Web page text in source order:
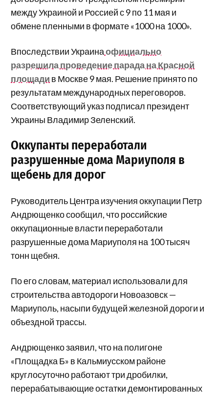
между Украиной и Россией с 9 по 11 мая и
обмене пленными в формате «1000 на 1000».
Впоследствии Украинаофициально
разрешила проведение парада на Красной
площади в Москве 9 мая. Решение принято по
результатам международных переговоров.
Соответствующий указ подписал президент
Украины Владимир Зеленский.
Оккупанты переработали
разрушенные дома Мариуполя в
щебень для дорог
Руководитель Центра изучения оккупации Петр
Андрющенко сообщил, что российские
оккупационные власти переработали
разрушенные дома Мариуполя на 100 тысяч
тонн щебня.
По его словам, материал использовали для
строительства автодороги Новоазовск —
Мариуполь, насыпи будущей железной дороги и
объездной трассы.
Андрющенко заявил, что на полигоне
«Площадка Б» в Кальмиусском районе
круглосуточно работают три дробилки,
перерабатывающие остатки демонтированных